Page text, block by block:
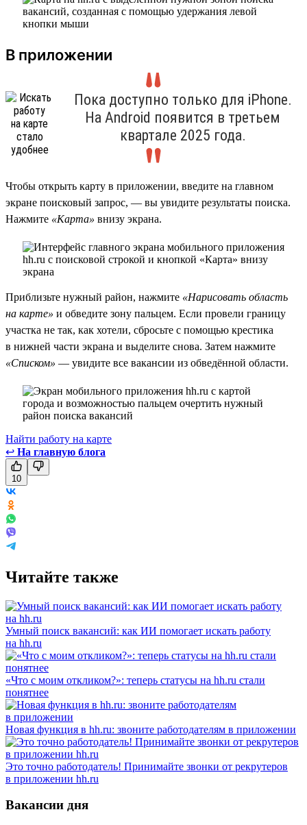
В приложении
Пока доступно только для iPhone.
На Android появится в третьем
квартале 2025 года.
Чтобы открыть карту в приложении, введите на главном
экране поисковый запрос, — вы увидите результаты поиска.
Нажмите «Карта» внизу экрана.
Приблизьте нужный район, нажмите «Нарисовать область
на карте» и обведите зону пальцем. Если провели границу
участка не так, как хотели, сбросьте с помощью крестика
в нижней части экрана и выделите снова. Затем нажмите
«Списком» — увидите все вакансии из обведённой области.
Найти работу на карте
↩ На главную блога
10
Читайте также
Умный поиск вакансий: как ИИ помогает искать работу
на hh.ru
«Что с моим откликом?»: теперь статусы на hh.ru стали
понятнее
Новая функция в hh.ru: звоните работодателям в приложении
Это точно работодатель! Принимайте звонки от рекрутеров
в приложении hh.ru
Вакансии дня